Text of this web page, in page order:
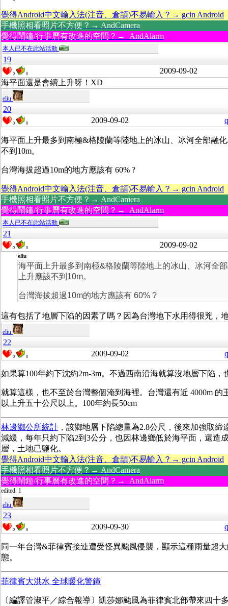
覺得Android中文輸入法(注音、倉頡)不易輸入？→ gcin Android
手機照相看照片不方便？→ AndCamera
覺得鬧鐘/行事曆有改進的空間？→ AndAlarm
本人已不在此站活動
19
0 0
2009-09-02
海平面還是會續上升呀！XD
eliu
20
0 0 2009-09-02
海平面上升最多到南極&格陵蘭等陸地上的冰山、冰河全部融
不到10m。
台灣海拔超過10m的地方應該有 60% ?
覺得Android中文輸入法(注音、倉頡)不易輸入？→ gcin Android
手機照相看照片不方便？→ AndCamera
覺得鬧鐘/行事曆有改進的空間？→ AndAlarm
本人已不在此站活動
21
0 0 2009-09-02
eliu
海平面上升最多到南極&格陵蘭等陸地上的冰山、冰河全
上升應該不到10m。
台灣海拔超過10m的地方應該有 60% ?
這有包括了地層下陷的因素了嗎？因為台灣地下水用得很兇，
eliu
22
0 0 2009-09-02
如果算100年約下沈約2m-3m。不過西南沿海就算沒地層下陷，
就算這樣，也不至於台灣整個淹到海裡。台灣還有近 4000m 的
以上升五十公尺以上。100年約長50cm
林邊鄉公所統計 ，該鄉地層下陷總量為2.8公尺，後來加強取締
減緩，每年只約下陷2到3公分，也因林邊鄉低於海平面，還造
層，土地已鹽化。
覺得Android中文輸入法(注音、倉頡)不易輸入？→ gcin Android
手機照相看照片不方便？→ AndCamera
覺得鬧鐘/行事曆有改進的空間？→ AndAlarm
edited: 1
eliu
23
0 0 2009-09-30
同一年台灣&菲律賓接連遭受怪異颱風侵襲，顯示這種雨量超
態。
菲律賓大洪水 全球暖化警鐘
〔編譯管淑平／綜合報導〕凱莎娜颱風為菲律賓北部帶來四十